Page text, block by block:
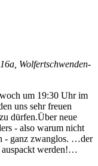
Wolfertschwenden-
um 19:30 Uhr im
uns sehr freuen
dürfen.Über neue
- also warum nicht
- ganz zwanglos. …der
auspackt werden!…